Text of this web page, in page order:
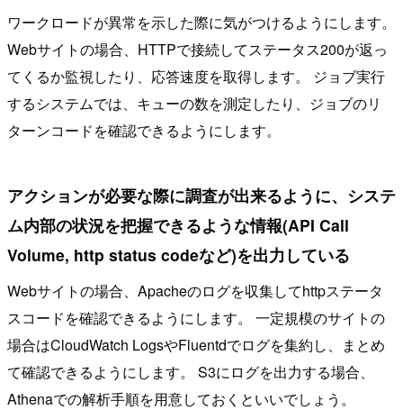
ワークロードが異常を示した際に気がつけるようにします。
Webサイトの場合、HTTPで接続してステータス200が返っ
てくるか監視したり、応答速度を取得します。 ジョブ実行
するシステムでは、キューの数を測定したり、ジョブのリ
ターンコードを確認できるようにします。
アクションが必要な際に調査が出来るように、システ
ム内部の状況を把握できるような情報(API Call
Volume, http status codeなど)を出力している
Webサイトの場合、Apacheのログを収集してhttpステータ
スコードを確認できるようにします。 一定規模のサイトの
場合はCloudWatch LogsやFluentdでログを集約し、まとめ
て確認できるようにします。 S3にログを出力する場合、
Athenaでの解析手順を用意しておくといいでしょう。